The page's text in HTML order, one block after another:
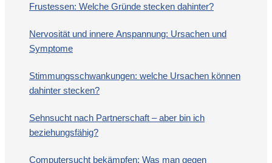
Frustessen: Welche Gründe stecken dahinter?
Nervosität und innere Anspannung: Ursachen und
Symptome
Stimmungsschwankungen: welche Ursachen können
dahinter stecken?
Sehnsucht nach Partnerschaft – aber bin ich
beziehungsfähig?
Computersucht bekämpfen: Was man gegen